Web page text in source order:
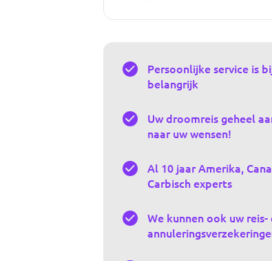
Persoonlijke service is
belangrijk
Uw droomreis geheel
naar uw wensen!
Al 10 jaar Amerika,
Carbisch experts
We kunnen ook uw reis-